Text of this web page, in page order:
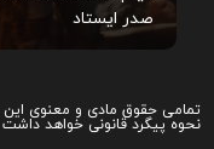
صدر ایستاد
تمامی حقوق مادی و معنوی
نحوه پیگرد قانونی خواهد داشت